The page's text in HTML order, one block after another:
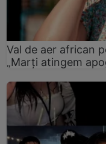
Val de aer african
„Marți atingem